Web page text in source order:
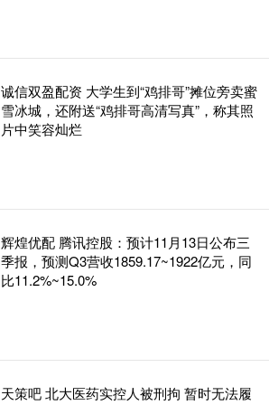
诚信双盈配资 大学生到“鸡排哥”摊位旁卖蜜
雪冰城，还附送“鸡排哥高清写真”，称其照
片中笑容灿烂
辉煌优配 腾讯控股：预计11月13日公布三
季报，预测Q3营收1859.17~1922亿元，同
比11.2%~15.0%
天策吧 北大医药实控人被刑拘 暂时无法履